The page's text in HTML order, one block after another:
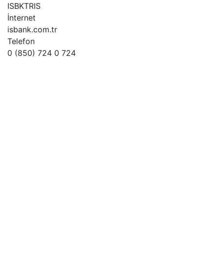
ISBKTRIS
İnternet
isbank.com.tr
Telefon
0 (850) 724 0 724